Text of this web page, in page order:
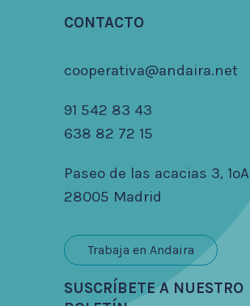
CONTACTO
cooperativa@andaira.net
91 542 83 43
638 82 72 15
Paseo de las acacias 3, 1ºA
28005 Madrid
Trabaja en Andaira
SUSCRÍBETE A NUESTRO